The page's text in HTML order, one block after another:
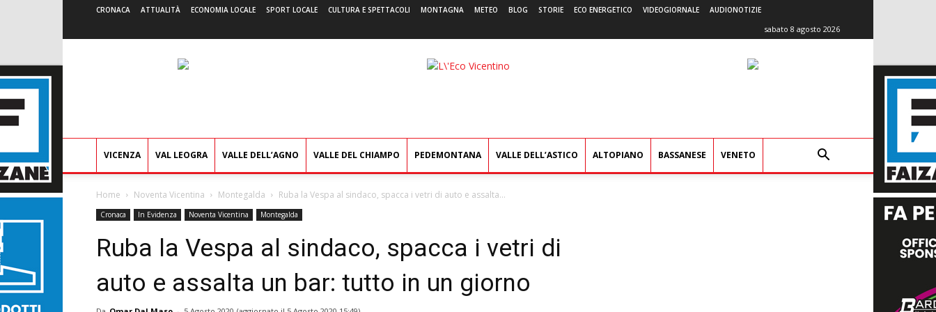
CRONACA ATTUALITÀ ECONOMIA LOCALE SPORT LOCALE CULTURA E SPETTACOLI MONTAGNA METEO BLOG STORIE ECO ENERGETICO VIDEOGIORNALE AUDIONOTIZIE
sabato 8 agosto 2026
L'Eco
VICENZA VAL LEOGRA VALLE DELL’AGNO VALLE DEL CHIAMPO PEDEMONTANA VALLE DELL’ASTICO ALTOPIANO BASSANESE VENETO
Home Noventa Vicentina Montegalda Ruba la Vespa al sindaco, spacca i vetri di auto e assalta...
Cronaca In Evidenza Noventa Vicentina Montegalda
Ruba la Vespa al sindaco, spacca i vetri di
auto e assalta un bar: tutto in un giorno